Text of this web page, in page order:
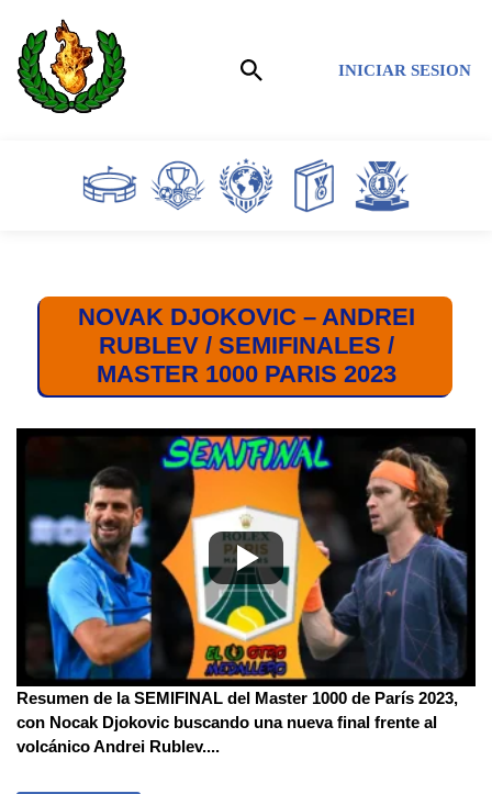
Saltar
al
contenido
INICIAR SESION
NOVAK DJOKOVIC – ANDREI
RUBLEV / SEMIFINALES /
MASTER 1000 PARIS 2023
Resumen de la SEMIFINAL del Master 1000 de París 2023,
con Nocak Djokovic buscando una nueva final frente al
volcánico Andrei Rublev....